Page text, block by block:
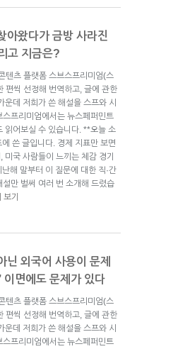
아왔다가 금방 사라진
고 지금은?
텐츠 플랫폼 스브스프리미엄(스
편씩 선정해 번역하고, 글에 관한
운데 저희가 쓴 해설을 스프와 시
프리미엄에서는 뉴스페퍼민트
읽어보실 수 있습니다. **오늘 소
쓴 글입니다. 경제 지표만 보면
미국 사람들이 느끼는 체감 경기
해 말부터 이 질문에 대한 직·간
만 벌써 여러 번 소개해 드렸습
보기
닌 외국어 사용이 문제
이면에도 문제가 있다
텐츠 플랫폼 스브스프리미엄(스
편씩 선정해 번역하고, 글에 관한
운데 저희가 쓴 해설을 스프와 시
프리미엄에서는 뉴스페퍼민트